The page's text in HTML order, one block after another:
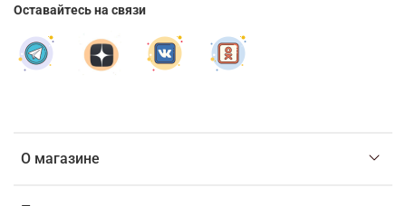
О магазине
Оставайтесь на связи